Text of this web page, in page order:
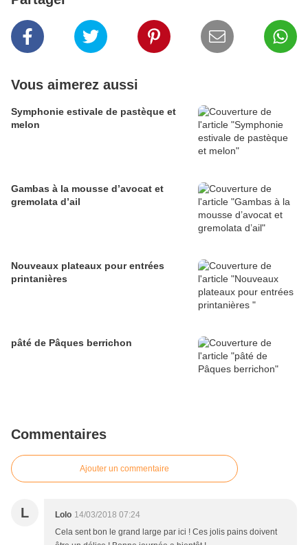
Vous aimerez aussi
Symphonie estivale de pastèque et
melon
Gambas à la mousse d’avocat et
gremolata d’ail
Nouveaux plateaux pour entrées
printanières
pâté de Pâques berrichon
Commentaires
Ajouter un commentaire
L Lolo 14/03/2018 07:24
Cela sent bon le grand large par ici ! Ces jolis pains doivent